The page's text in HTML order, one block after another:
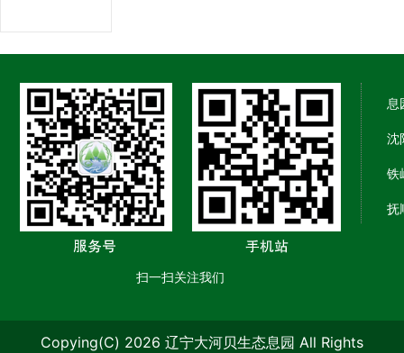
扫一扫关注我们
息
沈
铁
抚
Copying(C) 2026 辽宁大河贝生态息园 All Rights